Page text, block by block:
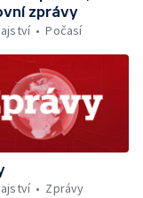
zprávy
Počasí
Zprávy